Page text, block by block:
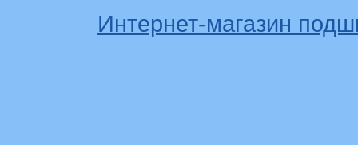
Интернет-магазин